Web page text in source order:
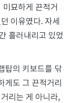
묘하게 끈적거
이유였다. 자세
흘러내리고 있었
탑의 키보드를 닦
게도 그 끈적거리
리는 게 아니라,